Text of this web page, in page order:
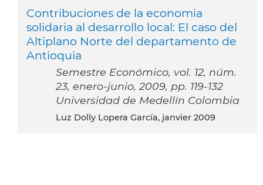
Contribuciones de la economia
solidaria al desarrollo local: El caso del
Altiplano Norte del departamento de
Antioquia
Semestre Económico, vol. 12, núm.
23, enero-junio, 2009, pp. 119-132
Universidad de Medellín Colombia
Luz Dolly Lopera García, janvier 2009